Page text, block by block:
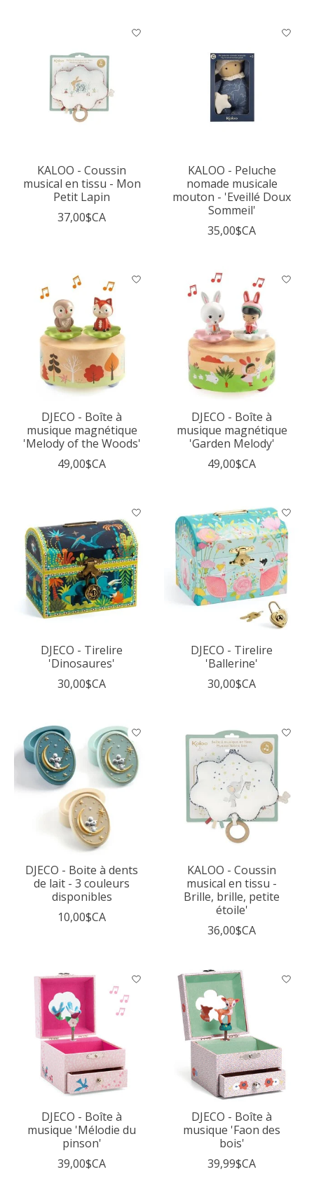
KALOO - Coussin
musical en tissu - Mon
Petit Lapin
37,00$CA
KALOO - Peluche
nomade musicale
mouton - 'Eveillé Doux
Sommeil'
35,00$CA
DJECO - Boîte à
musique magnétique
'Melody of the Woods'
49,00$CA
DJECO - Boîte à
musique magnétique
'Garden Melody'
49,00$CA
DJECO - Tirelire
'Dinosaures'
30,00$CA
DJECO - Tirelire
'Ballerine'
30,00$CA
DJECO - Boite à dents
de lait - 3 couleurs
disponibles
10,00$CA
KALOO - Coussin
musical en tissu -
Brille, brille, petite
étoile'
36,00$CA
DJECO - Boîte à
musique 'Mélodie du
pinson'
39,00$CA
DJECO - Boîte à
musique 'Faon des
bois'
39,99$CA